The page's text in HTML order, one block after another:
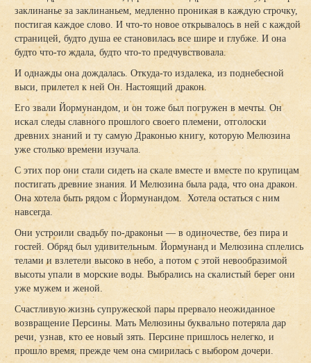
заклинанье за заклинаньем, медленно проникая в каждую строчку,
постигая каждое слово. И что-то новое открывалось в ней с каждой
страницей, будто душа ее становилась все шире и глубже. И она
будто что-то ждала, будто что-то предчувствовала.
И однажды она дождалась. Откуда-то издалека, из поднебесной
выси, прилетел к ней Он. Настоящий дракон.
Его звали Йормунандом, и он тоже был погружен в мечты. Он
искал следы славного прошлого своего племени, отголоски
древних знаний и ту самую Драконью книгу, которую Мелюзина
уже столько времени изучала.
С этих пор они стали сидеть на скале вместе и вместе по крупицам
постигать древние знания. И Мелюзина была рада, что она дракон.
Она хотела быть рядом с Йормунандом. Хотела остаться с ним
навсегда.
Они устроили свадьбу по-драконьи — в одиночестве, без пира и
гостей. Обряд был удивительным. Йормунанд и Мелюзина сплелись
телами и взлетели высоко в небо, а потом с этой невообразимой
высоты упали в морские воды. Выбрались на скалистый берег они
уже мужем и женой.
Счастливую жизнь супружеской пары прервало неожиданное
возвращение Персины. Мать Мелюзины буквально потеряла дар
речи, узнав, кто ее новый зять. Персине пришлось нелегко, и
прошло время, прежде чем она смирилась с выбором дочери.